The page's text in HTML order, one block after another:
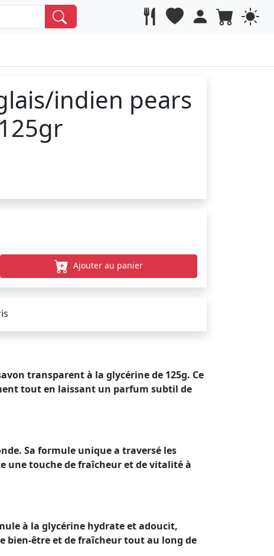
indien pears
Ajouter au panier
transparent à la glycérine de 125g. Ce
tout en laissant un parfum subtil de
Sa formule unique a traversé les
une touche de fraîcheur et de vitalité à
à la glycérine hydrate et adoucit,
bien-être et de fraîcheur tout au long de